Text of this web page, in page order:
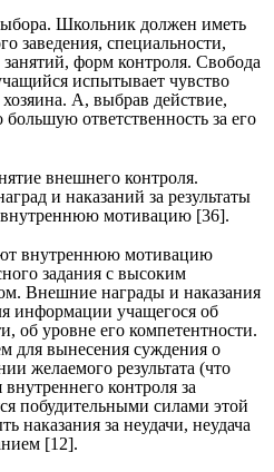
Школьник должен иметь
заведения, специальности,
форм контроля. Свобода
испытывает чувство
А, выбрав действие,
ответственность за его
внешнего контроля.
и наказаний за результаты
внутреннюю мотивацию [36].
внутреннюю мотивацию
задания с высоким
Внешние награды и наказания
информации учащегося об
об уровне его компетентности.
для вынесения суждения о
желаемого результата (что
контроля за
побудительными силами этой
наказания за неудачи, неудача
[12].